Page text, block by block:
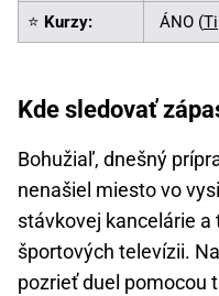
⭐ Kurzy: ÁNO (
Kde sledovať
Bohužiaľ, dnešný
nenašiel miesto vo
stávkovej kancelárie a
športových televízii.
pozrieť duel pomocou